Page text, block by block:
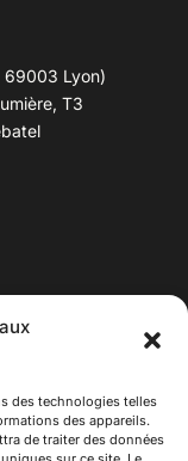
des technologies telles
des appareils.
de traiter des données
69003 Lyon)
T3